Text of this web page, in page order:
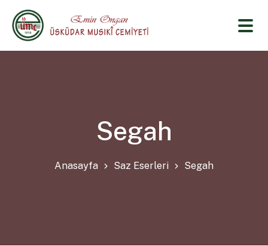
Segah
Anasayfa Saz Eserleri Segah